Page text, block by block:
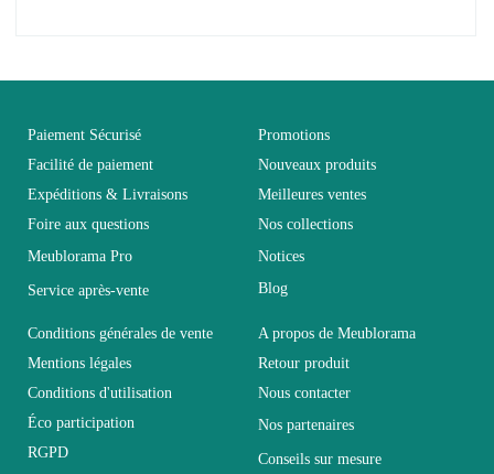
Age Adulte
Collection SWITCH
Coloris Gris
Dimensions L240xH160xP40
Electrique Electrique
Non Empilable
Vous devez vous connecter pour laisser un avis
Paiement Sécurisé
Facilité de paiement
Expéditions & Livraisons
Foire aux questions
Meublorama Pro
Service après-vente
Promotions
Nouveaux produits
Meilleures ventes
Nos collections
Notices
Blog
Conditions générales de vente
Mentions légales
Conditions d'utilisation
Éco participation
RGPD
A propos de Meublorama
Retour produit
Nous contacter
Nos partenaires
Conseils sur mesure